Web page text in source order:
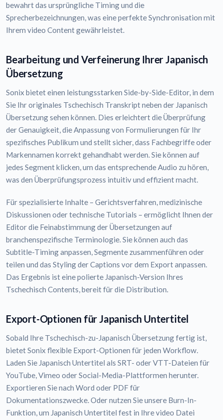
bewahrt das ursprüngliche Timing und die
Sprecherbezeichnungen, was eine perfekte Synchronisation mit
Ihrem video Content gewährleistet.
Bearbeitung und Verfeinerung Ihrer Japanisch
Übersetzung
Sonix bietet einen leistungsstarken Side-by-Side-Editor, in dem
Sie Ihr originales Tschechisch Transkript neben der Japanisch
Übersetzung sehen können. Dies erleichtert die Überprüfung
der Genauigkeit, die Anpassung von Formulierungen für Ihr
spezifisches Publikum und stellt sicher, dass Fachbegriffe oder
Markennamen korrekt gehandhabt werden. Sie können auf
jedes Segment klicken, um das entsprechende Audio zu hören,
was den Überprüfungsprozess intuitiv und effizient macht.
Für spezialisierte Inhalte – Gerichtsverfahren, medizinische
Diskussionen oder technische Tutorials – ermöglicht Ihnen der
Editor die Feinabstimmung der Übersetzungen auf
branchenspezifische Terminologie. Sie können auch das
Subtitle-Timing anpassen, Segmente zusammenführen oder
teilen und das Styling der Captions vor dem Export anpassen.
Das Ergebnis ist eine polierte Japanisch-Version Ihres
Tschechisch Contents, bereit für die Distribution.
Export-Optionen für Japanisch Untertitel
Sobald Ihre Tschechisch-zu-Japanisch Übersetzung fertig ist,
bietet Sonix flexible Export-Optionen für jeden Workflow.
Laden Sie Japanisch Untertitel als SRT- oder VTT-Dateien für
YouTube, Vimeo oder Social-Media-Plattformen herunter.
Exportieren Sie nach Word oder PDF für
Dokumentationszwecke. Oder nutzen Sie unsere Burn-In-
Funktion, um Japanisch Untertitel fest in Ihre video Datei